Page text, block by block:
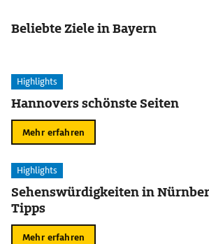
Beliebte Ziele in Bayern
Highlights
Hannovers schönste Seiten
Mehr erfahren
Highlights
Sehenswürdigkeiten in
Tipps
Mehr erfahren